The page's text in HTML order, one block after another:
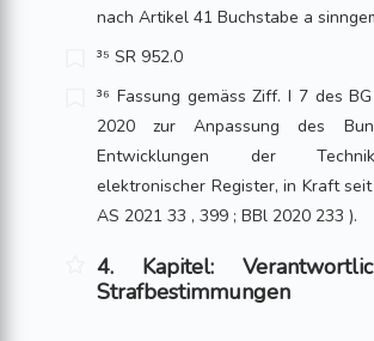
nach Artikel 41 Buchstabe a
³⁵ SR 952.0
³⁶ Fassung gemäss Ziff. I 7 des
2020 zur Anpassung des
Entwicklungen der
elektronischer Register, in Kraft
AS 2021 33 , 399 ; BBl 2020 233 ).
4. Kapitel:
Strafbestimmungen